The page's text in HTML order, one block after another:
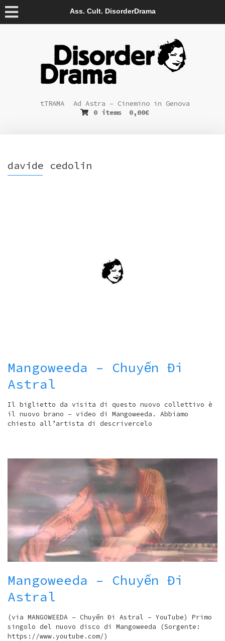
Ass. Cult. DisorderDrama
tTRAMA
Ad Astra – Cinemino in Genova
0 items
0,00€
davide cedolin
Mangoweeda – Chuyến Đi
Astral
Il biglietto da visita di questo nuovo collettivo è
il nuovo brano – video di Mangoweeda. Abbiamo
chiesto all’artista di descrivercelo
Mangoweeda – Chuyến Đi
Astral
(via MANGOWEEDA – Chuyến Đi Astral – YouTube) Primo
singolo del nuovo disco di Mangoweeda (Sorgente:
https://www.youtube.com/)